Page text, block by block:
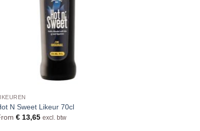
N Sweet Likeur 70cl
€13,65 excl. btw